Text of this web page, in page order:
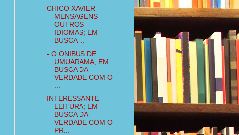
CHICO XAVIER
MENSAGENS
OUTROS
IDIOMAS; EM
BUSCA ...
- O ONIBUS DE
UMUARAMA; EM
BUSCA DA
VERDADE COM O
INTERESSANTE
LEITURA; EM
BUSCA DA
VERDADE COM O
PR...